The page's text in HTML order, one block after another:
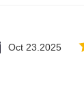
Oct 23.2025